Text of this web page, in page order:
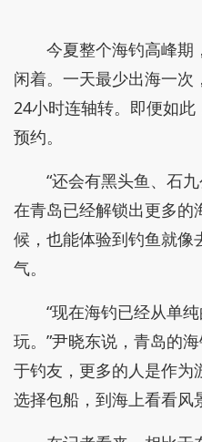
今夏整个海钓高峰期
闲着。一天最少出海一次
24小时连轴转。即便如
预约。
“还会有黑头鱼、石
在青岛已经解锁出更多的
候，也能体验到钓鱼就像
气。
“现在海钓已经从单
玩。”尹晓东说，青岛的
于钓友，更多的人是作为
选择包船，到海上看看风